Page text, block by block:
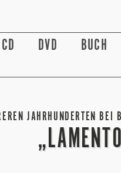
CD DVD BUCH
JAHRHUNDERTEN